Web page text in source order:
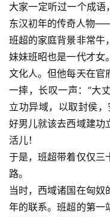
大家一定听过一个成语
东汉初年的传奇人物
班超的家庭背景非常牛
妹妹班昭也是一代才女
文化人。但他每天在官
一摔，长叹一声：“大
立功异域，以取封侯
好男儿就该去西域建功
活儿！
于是，班超带着仅仅三
路。
当时，西域诸国在匈奴
年的联系。班超的第一